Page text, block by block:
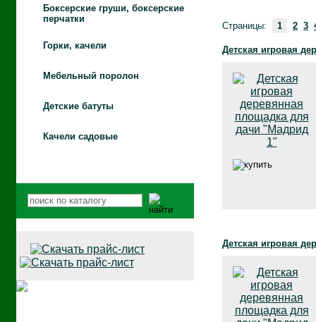
Боксерские груши, боксерские
перчатки
Горки, качели
Мебельный поролон
Детские батуты
Качели садовые
Страницы: 1 2 3
Детская игровая
Детская игровая